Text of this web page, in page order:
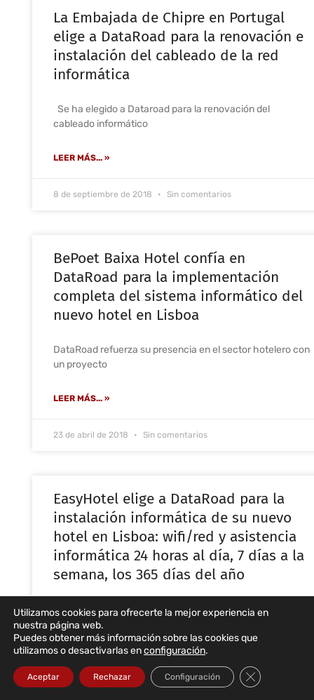
La Embajada de Chipre en Portugal
elige a DataRoad para la renovación e
instalación del cableado de la red
informática
Se ha elegido a Dataroad para la renovación del
cableado informático
LEER MÁS... »
8 de septiembre de 2018 Sin comentarios
BePoet Baixa Hotel confía en
DataRoad para la implementación
completa del sistema informático del
nuevo hotel en Lisboa
DataRoad refuerza su presencia en el sector hotelero con
un proyecto
LEER MÁS... »
23 de abril de 2018 Sin comentarios
EasyHotel elige a DataRoad para la
instalación informática de su nuevo
hotel en Lisboa: wifi/red y asistencia
informática 24 horas al día, 7 días a la
semana, los 365 días del año
DataRoad instala la red informática del nuevo easyHotel
en Lisboa
LEER MÁS... »
Utilizamos cookies para ofrecerte la mejor experiencia en
nuestra página web.
Puedes obtener más información sobre las cookies que
utilizamos o desactivarlas enconfiguración.
Aceptar Rechazar Configuración Cerrar el